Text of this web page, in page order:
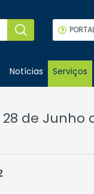
Notícias Serviços
de Junho